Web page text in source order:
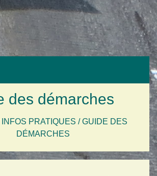
des démarches
INFOS PRATIQUES /GUIDE DES
DÉMARCHES